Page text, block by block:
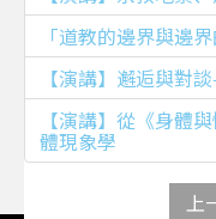
「道教的邊界與邊
【演講】邂逅與對
【演講】從《身體
體現象學
上